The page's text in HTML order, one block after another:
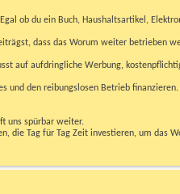
ob du ein Buch, Haushaltsartikel,
dass das Worum weiter betrieben
auf aufdringliche Werbung,
den reibungslosen Betrieb
uns spürbar weiter.
die Tag für Tag Zeit investieren, um das